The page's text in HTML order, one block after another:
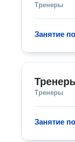
Тренеры
Занятие
Тренеры
Занятие